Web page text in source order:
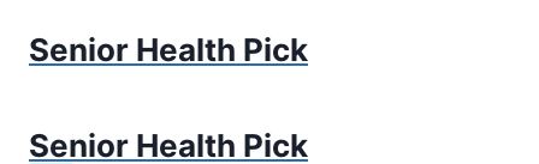
Senior Health Pick
Senior Health Pick